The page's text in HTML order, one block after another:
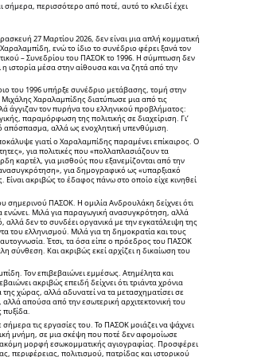
περισσότερο από ποτέ, αυτό το κλειδί έχει
27 Μαρτίου 2026, δεν είναι μια απλή κομματική
ενώ το ίδιο το συνέδριο φέρει ξανά τον
– Συνεδρίου του ΠΑΣΟΚ το 1996. Η σύμπτωση δεν
ιστορία μέσα στην αίθουσα και να ζητά από την
του 1996 υπήρξε συνέδριο μετάβασης, τομή στην
Χαραλαμπίδης διατύπωσε μια από τις
άγγιζαν τον πυρήνα του ελληνικού προβλήματος:
παραμόρφωση της πολιτικής σε διαχείριση. Γι’
απόσπασμα, αλλά ως ενοχλητική υπενθύμιση.
γιατί ο Χαραλαμπίδης παραμένει επίκαιρος. Ο
για πολιτικές που «πολλαπλασιάζουν τα
καρτέλ, για μισθούς που εξανεμίζονται από την
για δημογραφικό ως «υπαρξιακό
ακριβώς το έδαφος πάνω στο οποίο είχε κινηθεί
σημερινού ΠΑΣΟΚ. Η ομιλία Ανδρουλάκη δείχνει ότι
ενώνει. Μιλά για παραγωγική ανασυγκρότηση, αλλά
δεν το συνδέει οργανικά με την εγκατάλειψη της
του ελληνισμού. Μιλά για τη δημοκρατία και τους
Έτσι, τα όσα είπε ο πρόεδρος του ΠΑΣΟΚ
Και ακριβώς εκεί αρχίζει η δικαίωση του
Τον επιβεβαιώνει εμμέσως. Ατημέλητα και
ακριβώς επειδή δείχνει ότι τριάντα χρόνια
χώρας, αλλά αδυνατεί να τα μετασχηματίσει σε
απούσα από την εσωτερική αρχιτεκτονική του
τις εργασίες του. Το ΠΑΣΟΚ μοιάζει να ψάχνει
μνήμη, σε μια σκέψη που ποτέ δεν αφομοίωσε
μορφή εσωκομματικής αγιογραφίας. Προσφέρει
πολιτισμού, πατρίδας και ιστορικού